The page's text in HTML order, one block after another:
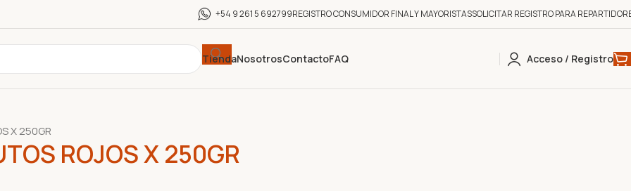
+54 9 261 5 692799REGISTRO CONSUMIDOR FINAL Y MAYORISTASSOLICITAR REGISTRO PARA
TiendaNosotrosContactoFAQ Acceso / Registro
X 250GR
ROJOS X 250GR